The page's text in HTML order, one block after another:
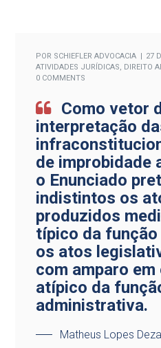
POR SCHIEFLER ADVOCACIA
27
ATIVIDADES JURÍDICAS, DIREITO
0 COMMENTS
Como vetor
interpretação
de improbidade
o Enunciado
indistintos os
produzidos
típico da
os atos
com amparo
atípico da
administrativa.
Matheus Lopes